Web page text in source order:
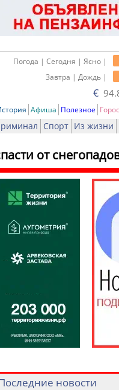
Погода | Сегодня | Ясно |
Завтра | Дождь |
€
Афиша Полезное
Спорт Из жизни
от
Печать
новости